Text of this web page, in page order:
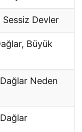
Sessiz Devler
Büyük
Neden